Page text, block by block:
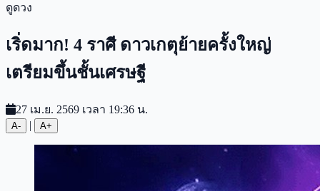
ดูดวง
เริ่ดมาก! 4 ราศี ดาวเกตุย้ายครั้งใหญ่
เตรียมขึ้นชั้นเศรษฐี
27 เม.ย. 2569 เวลา 19:36 น.
A- | A+